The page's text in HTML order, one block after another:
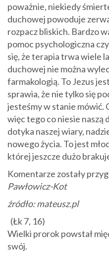
poważnie, niekiedy
duchowej powoduje
rozpacz bliskich. Bardzo
pomoc psychologiczna
się, że terapia trwa wiele
duchowej nie można
farmakologią. To Jezus
sprawia, że nie tylko się
jesteśmy w stanie mówić.
więc tego co niesie naszą
dotyka naszej wiary,
nowego życia. To jest
której jeszcze dużo
Komentarze zostały
Pawłowicz-Kot
źródło: mateusz.pl
(Łk 7, 16)
Wielki prorok powstał
swój.